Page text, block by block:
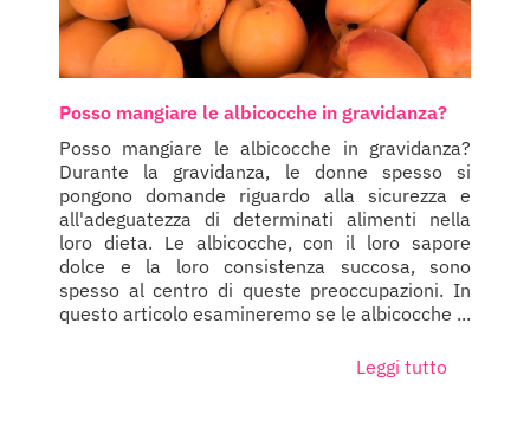
Posso mangiare le albicocche in gravidanza?
Posso mangiare le albicocche in gravidanza?
Durante la gravidanza, le donne spesso si
pongono domande riguardo alla sicurezza e
all'adeguatezza di determinati alimenti nella
loro dieta. Le albicocche, con il loro sapore
dolce e la loro consistenza succosa, sono
spesso al centro di queste preoccupazioni. In
questo articolo esamineremo se le albicocche ...
Leggi tutto